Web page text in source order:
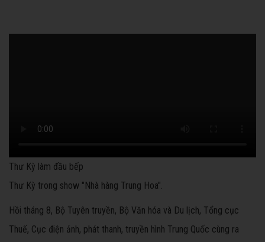
Thư Kỳ làm đầu bếp
Thư Kỳ trong show "Nhà hàng Trung Hoa".
Hồi tháng 8, Bộ Tuyên truyền, Bộ Văn hóa và Du lịch, Tổng cục
Thuế, Cục điện ảnh, phát thanh, truyền hình Trung Quốc cùng ra